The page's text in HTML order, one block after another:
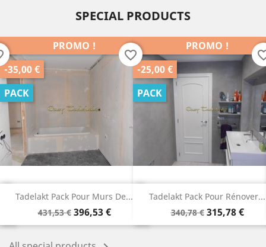
SPECIAL PRODUCTS
Tadelakt Pack Pour Murs De...
Prix
de
431,53 € Prix
396,53 €
PROMO !
-35,00 €
PACK
favorite_border
Tadelakt Pack Pour Rénover...
Prix
de
340,78 € Prix
315,78 €
PROMO !
-25,00 €
PACK